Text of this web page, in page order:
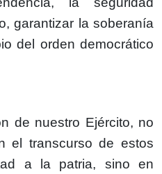
garantizar la soberanía
del orden democrático
de nuestro Ejército, no
el transcurso de estos
a la patria, sino en